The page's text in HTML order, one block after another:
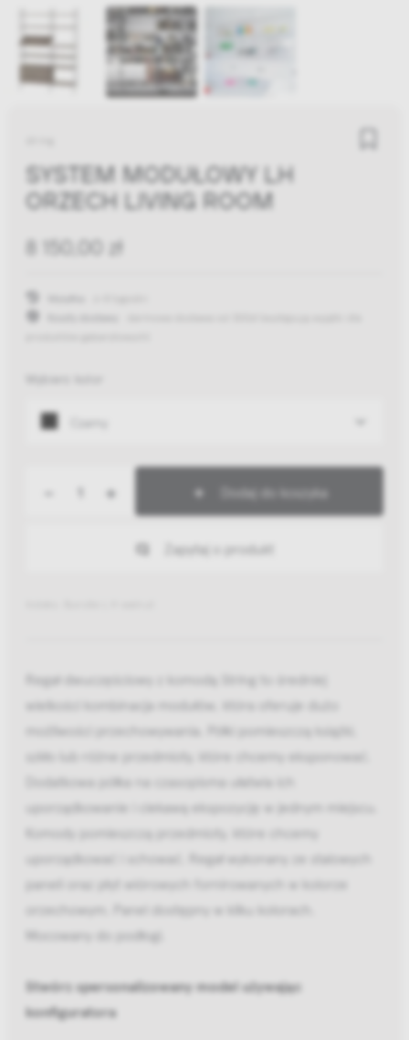
SYSTEM MODUŁOWY LH
ORZECH LIVING ROOM
8 150,00 zł
Wybierz kolor
Czarny
+ Dodaj do koszyka
Zapytaj o produkt
Regał dwuczęściowy z komodą String to średniej
wielkości kombinacja modułów, która oferuje dużo
możliwości przechowywania. Półki pomieszczą książki,
szkło lub różne przedmioty, które chcemy eksponować.
Dodatkowa półka na czasopisma ułatwia ich
uporządkowanie i ciekawą ekspozycję w jednym miejscu.
Komody pomieszczą przedmioty, które chcemy
uporządkować i schować. Regał wykonany ze stalowych
paneli oraz płyt wiórowych fornirowanych w kolorze
orzechowym. Panel dostępny w kilku kolorach.
Mocowany do podłogi.
Stwórz spersonalizowany model używając
konfiguratora